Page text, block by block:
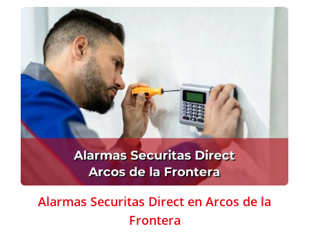
Alarmas Securitas Direct en Arcos de la
Frontera